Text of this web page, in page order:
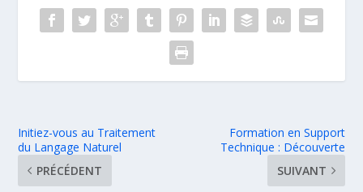
Initiez-vous au Traitement
du Langage Naturel
PRÉCÉDENT
Formation en Support
Technique : Découverte
SUIVANT